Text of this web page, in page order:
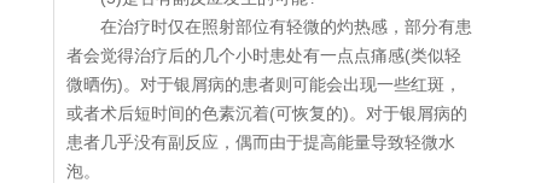
在治疗时仅在照射部位有轻微的灼热感，部分有患
者会觉得治疗后的几个小时患处有一点点痛感(类似轻
微晒伤)。对于银屑病的患者则可能会出现一些红斑，
或者术后短时间的色素沉着(可恢复的)。对于银屑病的
患者几乎没有副反应，偶而由于提高能量导致轻微水
泡。